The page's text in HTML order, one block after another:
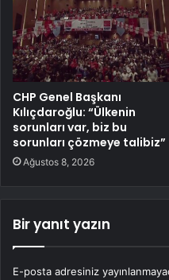
CHP Genel Başkanı
Kılıçdaroğlu: “Ülkenin
sorunları var, biz bu
sorunları çözmeye talibiz”
Ağustos 8, 2026
Bir yanıt yazın
E-posta adresiniz